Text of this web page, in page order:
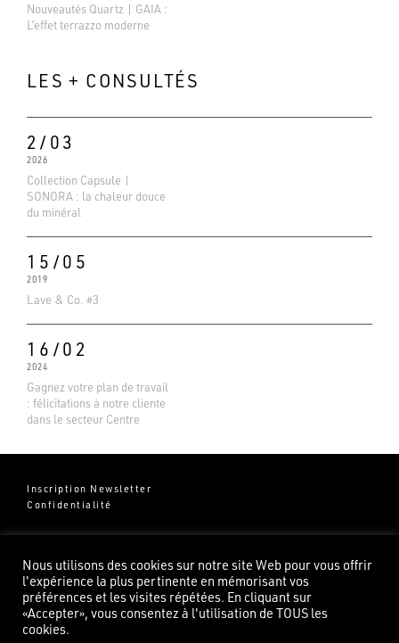
Nouveautés Quartz | GAIA :
L’effet terrazzo moderne
LES + CONSULTÉS
2/03
2026
Collection Capsule |
SONORA : la chaleur douce
du minéral
15/05
2019
Lave & Co. #3
16/02
2024
Gagnez votre plan de travail
: félicitations à notre cliente
dans le secteur Centre
Inscription Newsletter
Confidentialité
Groupe Pierredeplan
82100 Castelsarrasin
Nous utilisons des cookies sur notre site Web pour vous offrir
l'expérience la plus pertinente en mémorisant vos
préférences et les visites répétées. En cliquant sur
«Accepter», vous consentez à l'utilisation de TOUS les
cookies.